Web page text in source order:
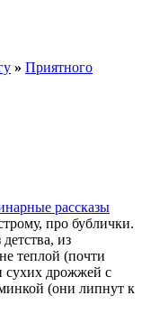
» Приятного
рассказы
про бублички.
из
теплой (почти
сухих дрожжей с
(они липнут к